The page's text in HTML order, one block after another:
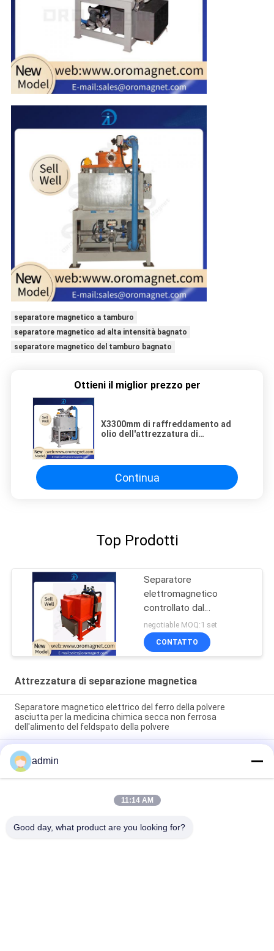
separatore magnetico a tamburo
separatore magnetico ad alta intensità bagnato
separatore magnetico del tamburo bagnato
Ottieni il miglior prezzo per
X3300mm di raffreddamento ad
olio dell'attrezzatura di
Continua
Top Prodotti
Separatore
elettromagnetico
controllato dal
programma
negotiable MOQ:1 set
CONTATTO
Attrezzatura di separazione magnetica
Separatore magnetico elettrico del ferro della polvere
asciutta per la medicina chimica secca non ferrosa
dell'alimento del feldspato della polvere
Separazione mineraria Attrezzatura di separazione
magnetica con alimentazione 50Hz60Hz e specifiche CTB
Perfetta per la concentrazione del minerale
Voltaggio in ingresso 380 Volt Gomma da ping pong Tibhar
Evolution MX P che offre effetti e controllo eccellenti per
admin
11:14 AM
Good day, what product are you looking for?